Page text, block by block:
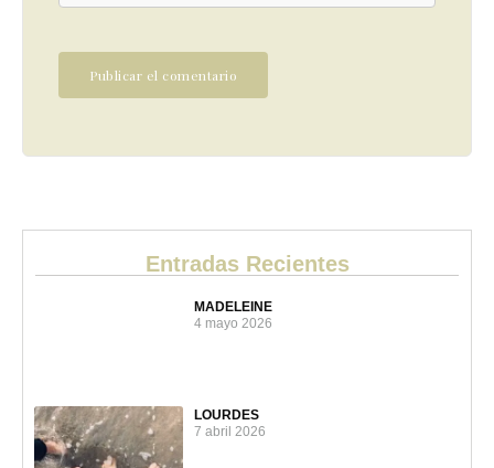
Entradas Recientes
MADELEINE
4 mayo 2026
LOURDES
7 abril 2026